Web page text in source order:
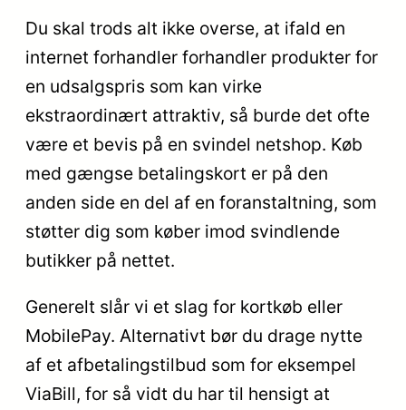
Du skal trods alt ikke overse, at ifald en
internet forhandler forhandler produkter for
en udsalgspris som kan virke
ekstraordinært attraktiv, så burde det ofte
være et bevis på en svindel netshop. Køb
med gængse betalingskort er på den
anden side en del af en foranstaltning, som
støtter dig som køber imod svindlende
butikker på nettet.
Generelt slår vi et slag for kortkøb eller
MobilePay. Alternativt bør du drage nytte
af et afbetalingstilbud som for eksempel
ViaBill, for så vidt du har til hensigt at